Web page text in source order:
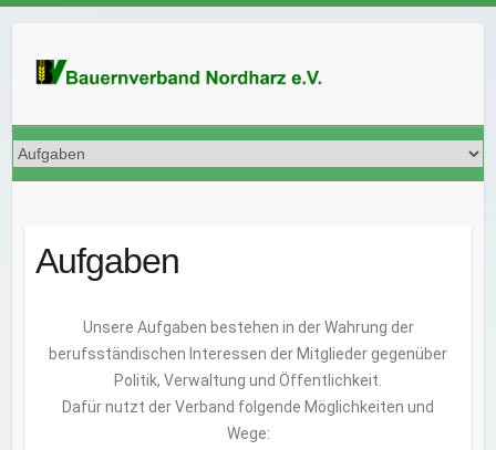
Aufgaben
Unsere Aufgaben bestehen in der Wahrung der
berufsständischen Interessen der Mitglieder gegenüber
Politik, Verwaltung und Öffentlichkeit.
Dafür nutzt der Verband folgende Möglichkeiten und
Wege: